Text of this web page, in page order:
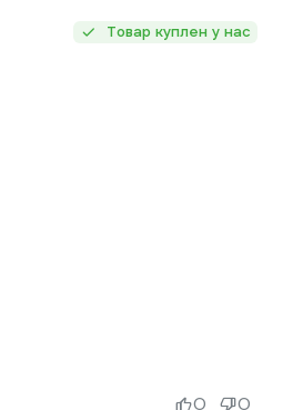
Товар куплен у нас
0 0